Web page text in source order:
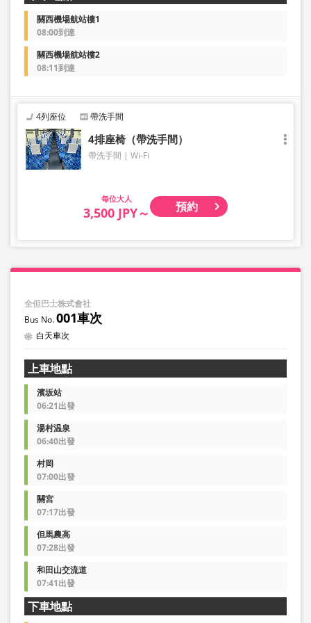
關西機場航站樓1
08:00到達
關西機場航站樓2
08:11到達
4列座位 帶洗手間
4排座椅（帶洗手間）
帶洗手間 Wi-Fi
大人
3,500 JPY～ 預約
全但巴士株式會社
001車次
白天車次
上車地點
濱坂站
06:21出發
湯村温泉
06:40出發
村岡
07:00出發
關宮
07:17出發
但馬農高
07:28出發
和田山交流道
07:41出發
下車地點